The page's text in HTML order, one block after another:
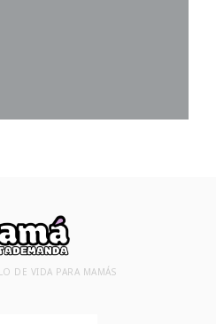
DE VIDA PARA MAMÁS